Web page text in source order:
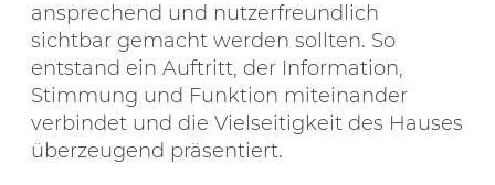
ansprechend und nutzerfreundlich
sichtbar gemacht werden sollten. So
entstand ein Auftritt, der Information,
Stimmung und Funktion miteinander
verbindet und die Vielseitigkeit des Hauses
überzeugend präsentiert.